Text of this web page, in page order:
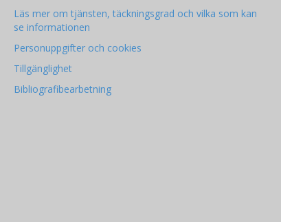
Läs mer om tjänsten, täckningsgrad och vilka som kan
se informationen
Personuppgifter och cookies
Tillgänglighet
Bibliografibearbetning